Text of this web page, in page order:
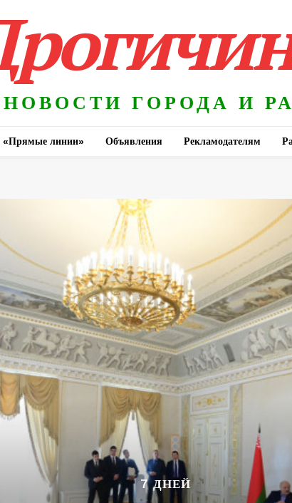
НОВОСТИ ГОРОДА И
«Прямые линии» Объявления Рекламодателям
7 ДНЕЙ